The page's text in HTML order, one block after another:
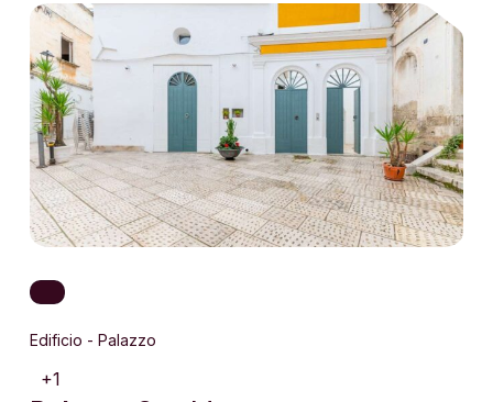
Edificio - Palazzo
+1